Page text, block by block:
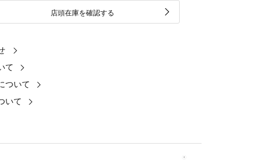
店頭在庫を確認する
て
ついて
いて